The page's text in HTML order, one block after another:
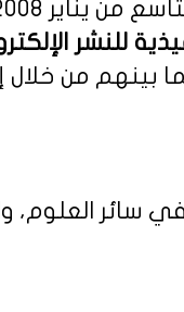
بينهم من خلال
سائر العلوم،